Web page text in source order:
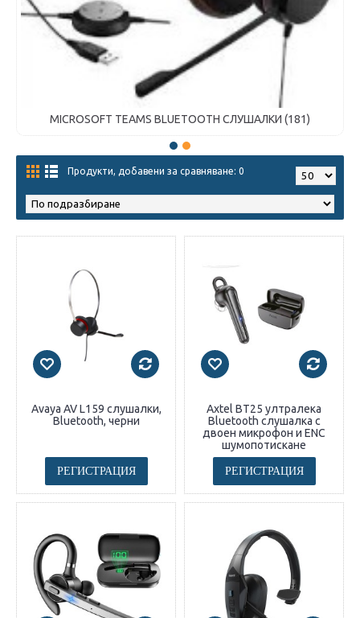
UC BLUETOOTH СЛУШАЛКИ (152)
Продукти, добавени за сравняване: 0
Avaya AV L159 слушалки,
Bluetooth, черни
РЕГИСТРАЦИЯ
Axtel BT25 ултралека
Bluetooth слушалка с
двоен микрофон и ENC
шумопотискане
РЕГИСТРАЦИЯ